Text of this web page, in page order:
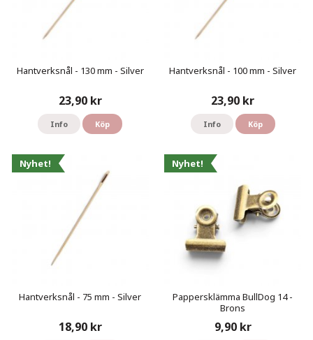
Hantverksnål - 130 mm - Silver
23,90 kr
Info Köp
Hantverksnål - 100 mm - Silver
23,90 kr
Info Köp
Nyhet!
Hantverksnål - 75 mm - Silver
18,90 kr
Nyhet!
Pappersklämma BullDog 14 -
Brons
9,90 kr